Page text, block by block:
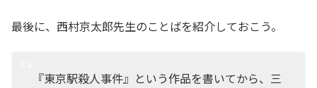
最後に、西村京太郎先生のことばを紹介しておこう。
『東京駅殺人事件』という作品を書いてから、三